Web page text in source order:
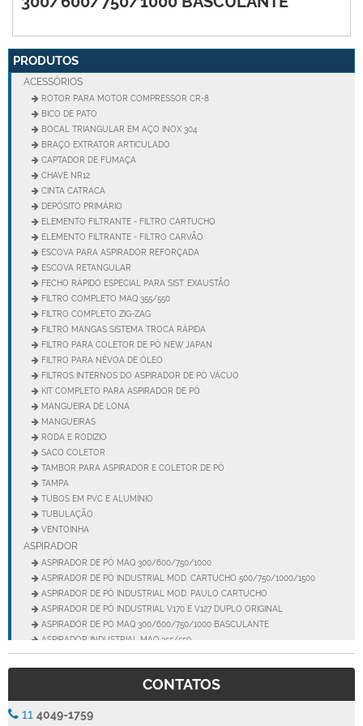
PRODUTOS
ACESSÓRIOS
ROTOR PARA MOTOR COMPRESSOR CR-8
BICO DE PATO
BOCAL TRIANGULAR EM AÇO INOX 304
BRAÇO EXTRATOR ARTICULADO
CAPTADOR DE FUMAÇA
CHAVE NR12
CINTA CATRACA
DEPÓSITO PRIMÁRIO
ELEMENTO FILTRANTE - FILTRO CARTUCHO
ELEMENTO FILTRANTE - FILTRO CARVÃO
ESCOVA PARA ASPIRADOR REFORÇADA
ESCOVA RETANGULAR
FECHO RÁPIDO ESPECIAL PARA SIST. EXAUSTÃO
FILTRO COMPLETO MAQ 355/550
FILTRO COMPLETO ZIG-ZAG
FILTRO MANGAS SISTEMA TROCA RÁPIDA
FILTRO PARA COLETOR DE PÓ NEW JAPAN
FILTRO PARA NÉVOA DE ÓLEO
FILTROS INTERNOS DO ASPIRADOR DE PÓ VÁCUO
KIT COMPLETO PARA ASPIRADOR DE PÓ
MANGUEIRA DE LONA
MANGUEIRAS
RODA E RODIZIO
SACO COLETOR
TAMBOR PARA ASPIRADOR E COLETOR DE PÓ
TAMPA
TUBOS EM PVC E ALUMÍNIO
TUBULAÇÃO
VENTOINHA
ASPIRADOR
ASPIRADOR DE PÓ MAQ 300/600/750/1000
ASPIRADOR DE PÓ INDUSTRIAL MOD. CARTUCHO 500/750/1000/1500
ASPIRADOR DE PÓ INDUSTRIAL MOD. PAULO CARTUCHO
ASPIRADOR DE PÓ INDUSTRIAL V170 E V127 DUPLO ORIGINAL
ASPIRADOR DE PÓ MAQ 300/600/750/1000 BASCULANTE
ASPIRADOR INDUSTRIAL MAQ 355/550
ASPIRADOR INDUSTRIAL MEGA 150
ASPIRADOR INDUSTRIAL MEGA 200
ASPIRADOR INDUSTRIAL MOD. PAULO
ASPIRADOR INDUSTRIAL MOD. PAULO SUPER
ASPIRADOR INDUSTRIAL SUPER 77
CONTATOS
11 4049-1759